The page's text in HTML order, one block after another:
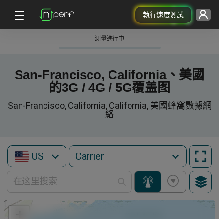
執行速度測試
測量進行中
San-Francisco, California、美國
的3G / 4G / 5G覆盖图
San-Francisco, California, California, 美國蜂窩數據網
絡
US